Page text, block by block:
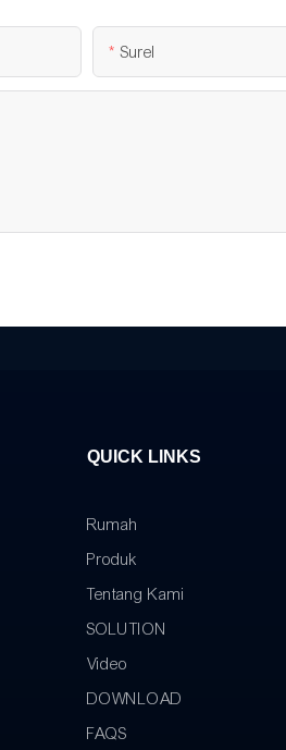
Surel
QUICK LINKS
Rumah
Produk
Tentang Kami
SOLUTION
Video
DOWNLOAD
FAQS